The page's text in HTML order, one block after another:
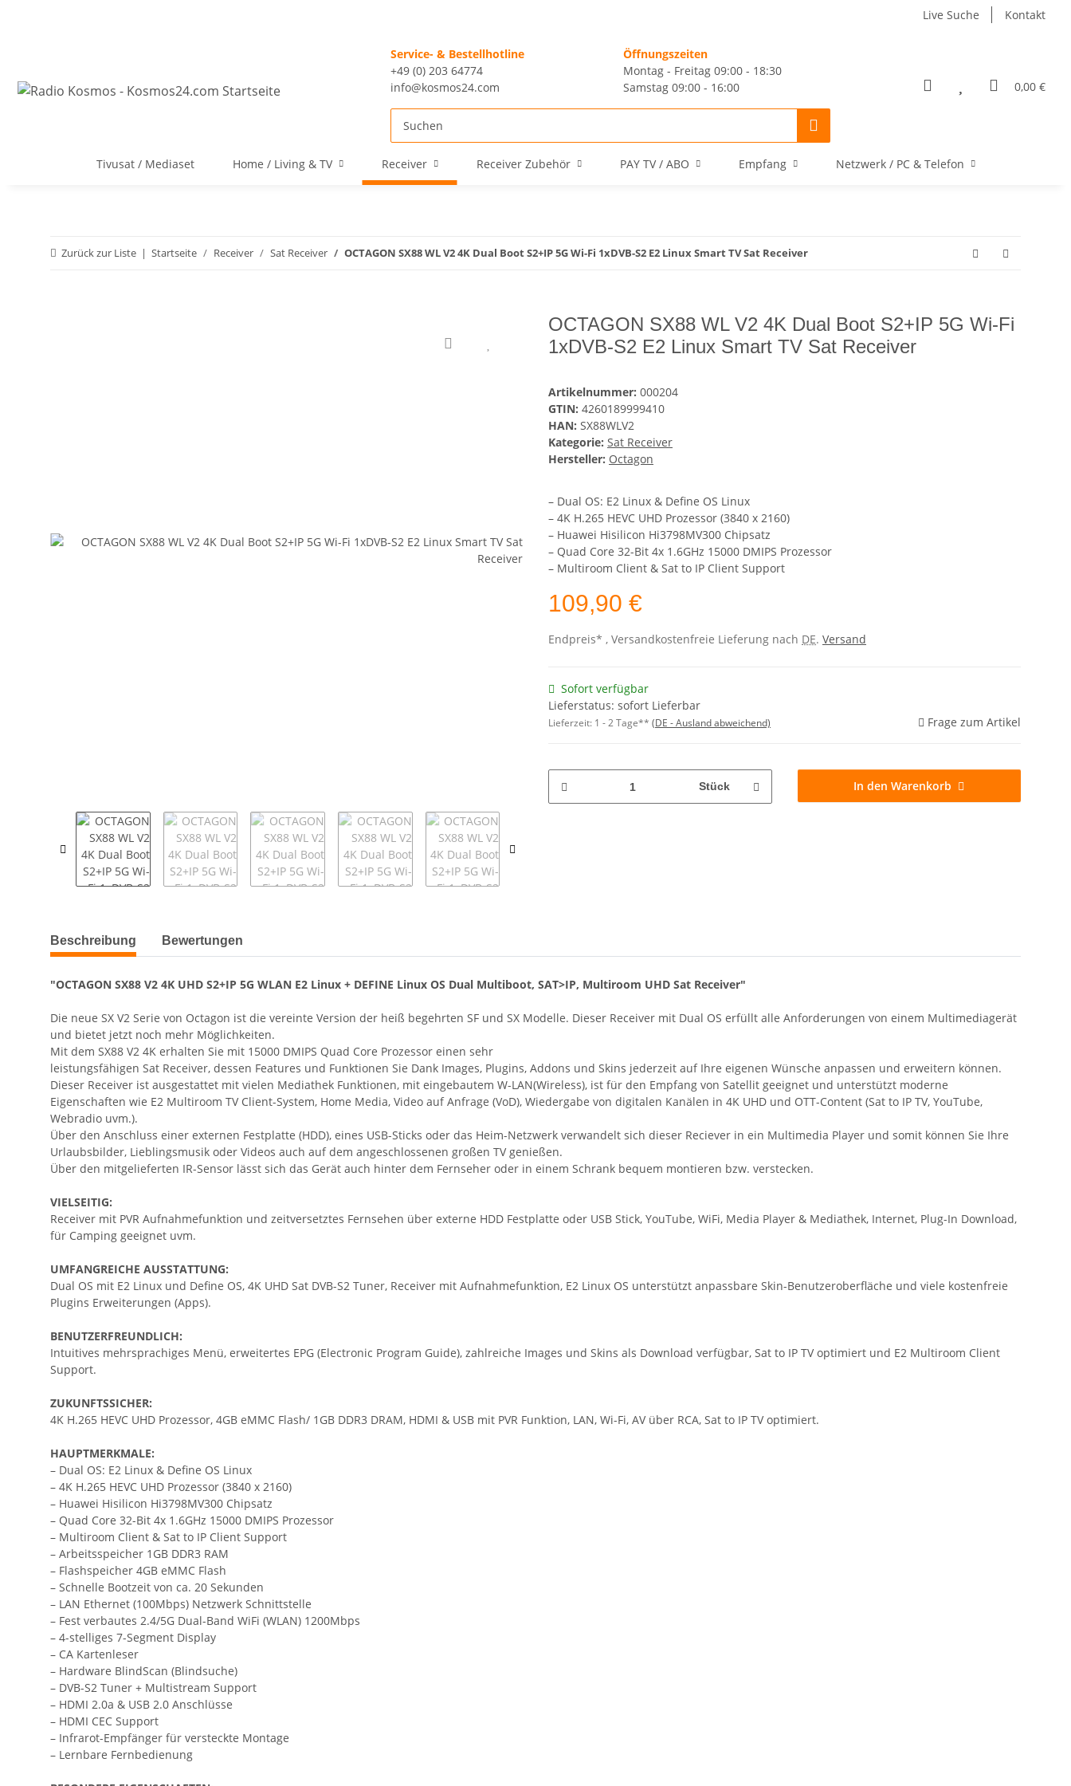
Live Suche Kontakt
Service- & Bestellhotline
+49 (0) 203 64774
info@kosmos24.com
Öffnungszeiten
Montag - Freitag 09:00 - 18:30
Samstag 09:00 - 16:00
0,00 €
Tivusat / Mediaset Home / Living & TV Receiver Receiver Zubehör PAY TV / ABO Empfang Netzwerk / PC & Telefon
Zurück zur Liste Startseite Receiver Sat Receiver OCTAGON SX88 WL V2 4K Dual Boot S2+IP 5G Wi-Fi 1xDVB-S2 E2 Linux Smart TV Sat Receiver
OCTAGON SX88 WL V2 4K Dual Boot S2+IP 5G Wi-Fi
1xDVB-S2 E2 Linux Smart TV Sat Receiver
Artikelnummer: 000204
GTIN: 4260189999410
HAN: SX88WLV2
Kategorie: Sat Receiver
Hersteller: Octagon
– Dual OS: E2 Linux & Define OS Linux
– 4K H.265 HEVC UHD Prozessor (3840 x 2160)
– Huawei Hisilicon Hi3798MV300 Chipsatz
– Quad Core 32-Bit 4x 1.6GHz 15000 DMIPS Prozessor
– Multiroom Client & Sat to IP Client Support
109,90 €
Endpreis* , Versandkostenfreie Lieferung nach DE. Versand
Sofort verfügbar
Lieferstatus: sofort Lieferbar
Lieferzeit: 1 - 2 Tage** (DE - Ausland abweichend) Frage zum Artikel
Stück In den Warenkorb
weitere Registerkarten anzeigen
Beschreibung Bewertungen
"OCTAGON SX88 V2 4K UHD S2+IP 5G WLAN E2 Linux + DEFINE Linux OS Dual Multiboot, SAT>IP, Multiroom UHD Sat Receiver"
Die neue SX V2 Serie von Octagon ist die vereinte Version der heiß begehrten SF und SX Modelle. Dieser Receiver mit Dual OS erfüllt alle Anforderungen von einem Multimediagerät
und bietet jetzt noch mehr Möglichkeiten.
Mit dem SX88 V2 4K erhalten Sie mit 15000 DMIPS Quad Core Prozessor einen sehr
leistungsfähigen Sat Receiver, dessen Features und Funktionen Sie Dank Images, Plugins, Addons und Skins jederzeit auf Ihre eigenen Wünsche anpassen und erweitern können.
Dieser Receiver ist ausgestattet mit vielen Mediathek Funktionen, mit eingebautem W-LAN(Wireless), ist für den Empfang von Satellit geeignet und unterstützt moderne
Eigenschaften wie E2 Multiroom TV Client-System, Home Media, Video auf Anfrage (VoD), Wiedergabe von digitalen Kanälen in 4K UHD und OTT-Content (Sat to IP TV, YouTube,
Webradio uvm.).
Über den Anschluss einer externen Festplatte (HDD), eines USB-Sticks oder das Heim-Netzwerk verwandelt sich dieser Reciever in ein Multimedia Player und somit können Sie Ihre
Urlaubsbilder, Lieblingsmusik oder Videos auch auf dem angeschlossenen großen TV genießen.
Über den mitgelieferten IR-Sensor lässt sich das Gerät auch hinter dem Fernseher oder in einem Schrank bequem montieren bzw. verstecken.
VIELSEITIG:
Receiver mit PVR Aufnahmefunktion und zeitversetztes Fernsehen über externe HDD Festplatte oder USB Stick, YouTube, WiFi, Media Player & Mediathek, Internet, Plug-In Download,
für Camping geeignet uvm.
UMFANGREICHE AUSSTATTUNG:
Dual OS mit E2 Linux und Define OS, 4K UHD Sat DVB-S2 Tuner, Receiver mit Aufnahmefunktion, E2 Linux OS unterstützt anpassbare Skin-Benutzeroberfläche und viele kostenfreie
Plugins Erweiterungen (Apps).
BENUTZERFREUNDLICH:
Intuitives mehrsprachiges Menü, erweitertes EPG (Electronic Program Guide), zahlreiche Images und Skins als Download verfügbar, Sat to IP TV optimiert und E2 Multiroom Client
Support.
ZUKUNFTSSICHER:
4K H.265 HEVC UHD Prozessor, 4GB eMMC Flash/ 1GB DDR3 DRAM, HDMI & USB mit PVR Funktion, LAN, Wi-Fi, AV über RCA, Sat to IP TV optimiert.
HAUPTMERKMALE:
– Dual OS: E2 Linux & Define OS Linux
– 4K H.265 HEVC UHD Prozessor (3840 x 2160)
– Huawei Hisilicon Hi3798MV300 Chipsatz
– Quad Core 32-Bit 4x 1.6GHz 15000 DMIPS Prozessor
– Multiroom Client & Sat to IP Client Support
– Arbeitsspeicher 1GB DDR3 RAM
– Flashspeicher 4GB eMMC Flash
– Schnelle Bootzeit von ca. 20 Sekunden
– LAN Ethernet (100Mbps) Netzwerk Schnittstelle
– Fest verbautes 2.4/5G Dual-Band WiFi (WLAN) 1200Mbps
– 4-stelliges 7-Segment Display
– CA Kartenleser
– Hardware BlindScan (Blindsuche)
– DVB-S2 Tuner + Multistream Support
– HDMI 2.0a & USB 2.0 Anschlüsse
– HDMI CEC Support
– Infrarot-Empfänger für versteckte Montage
– Lernbare Fernbedienung